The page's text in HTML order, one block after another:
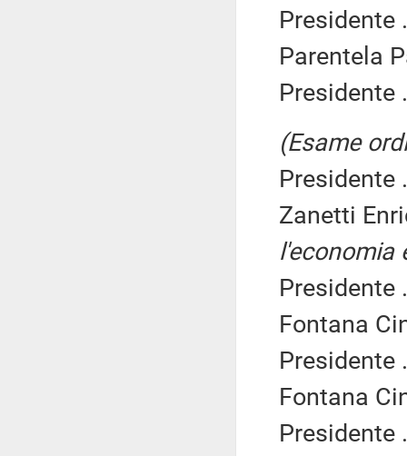
Presidente
Parentela
Presidente
(Esame
Presidente
Zanetti
l'economia
Presidente
Fontana
Presidente
Fontana
Presidente